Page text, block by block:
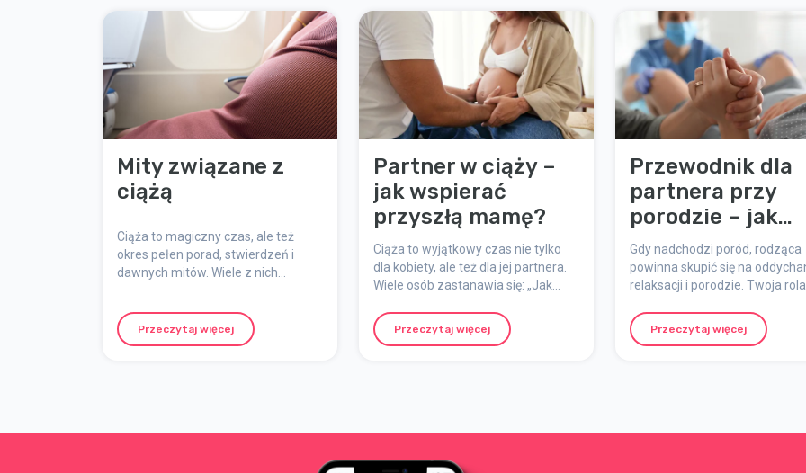
Mity związane z
ciążą
Ciąża to magiczny czas, ale też
okres pełen porad, stwierdzeń i
dawnych mitów. Wiele z nich
naprawdę prawdziwych? W tym
artykule obalamy kilka
Przeczytaj więcej
Partner w ciąży –
jak wspierać
przyszłą mamę?
Ciąża to wyjątkowy czas nie tylko
dla kobiety, ale też dla jej partnera.
Wiele osób zastanawia się: „Jak
praktyczne wskazówki, które
sprawią, że poczujesz się bardziej
Przeczytaj więcej
Przewodnik dla
partnera przy
porodzie – jak
najlepiej
Gdy nadchodzi poród, rodząca
powinna skupić się na
relaksacji i porodzie. Twoja rola
polega na wspieraniu,
i pomaganiu – i jesteś
Przeczytaj więcej